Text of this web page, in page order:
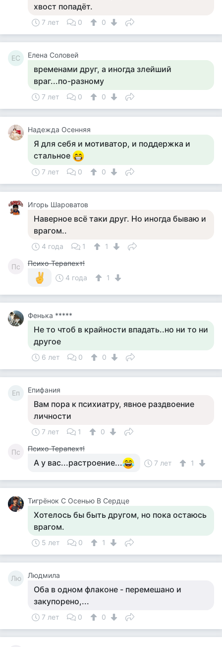
хвост попадёт.
7 лет 0 0
ЕС Елена Соловей
временами друг, а иногда злейший
враг...по-разному
7 лет 0 0
Надежда Осенняя
Я для себя и мотиватор, и поддержка и
стальное
7 лет 0 0
Игорь Шароватов
Наверное всё таки друг. Но иногда бываю и
врагом..
4 года 1 1
Пс
Психо-Терапехт!
4 года
1
Фенька *****
Не то чтоб в крайности впадать..но ни то ни
другое
6 лет 0 0
Еп Епифания
Вам пора к психиатру, явное раздвоение
личности
7 лет 1 0
Пс Психо-Терапехт!
А у вас...растроение... 7 лет 1
Тигрёнок С Осенью В Сердце
Хотелось бы быть другом, но пока остаюсь
врагом.
5 лет 0 1
Лю Людмила
Оба в одном флаконе - перемешано и
закупорено,...
7 лет 0 0